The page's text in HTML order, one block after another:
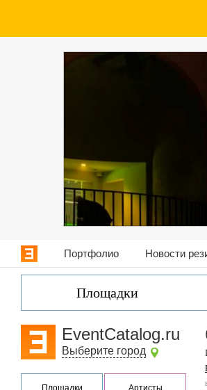
Портфолио Новости
Площадки
EventCatalog.ru
Выберите город
Площадки Артисты